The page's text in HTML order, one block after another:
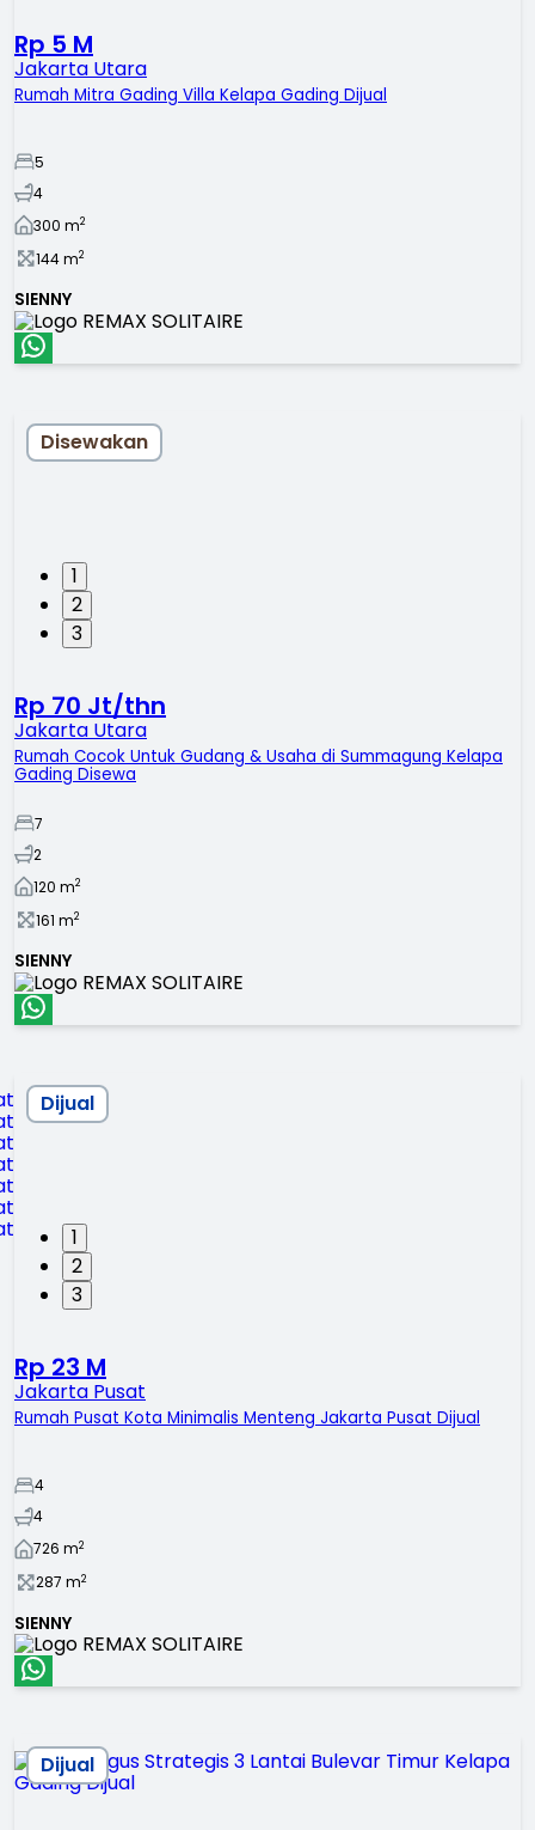
Rp 5 M
Jakarta Utara
Rumah Mitra Gading Villa Kelapa Gading Dijual
5
4
300 m2
144m2
SIENNY
1
2
3
Disewakan
Rp 70 Jt/thn
Jakarta Utara
Rumah Cocok Untuk Gudang & Usaha di Summagung Kelapa
Gading Disewa
7
2
120 m2
161 m2
SIENNY
1
2
3
Dijual
Rp 23 M
Jakarta Pusat
Rumah Pusat Kota Minimalis Menteng Jakarta Pusat Dijual
4
4
726 m2
287 m2
SIENNY
Dijual